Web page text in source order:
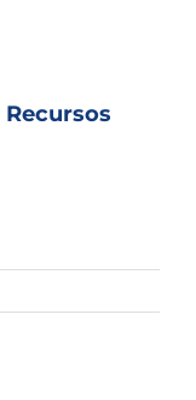
Recursos